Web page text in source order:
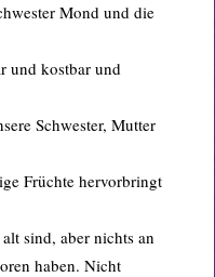
Mond und die
und kostbar und
Schwester, Mutter
Früchte hervorbringt
sind, aber nichts an
haben. Nicht